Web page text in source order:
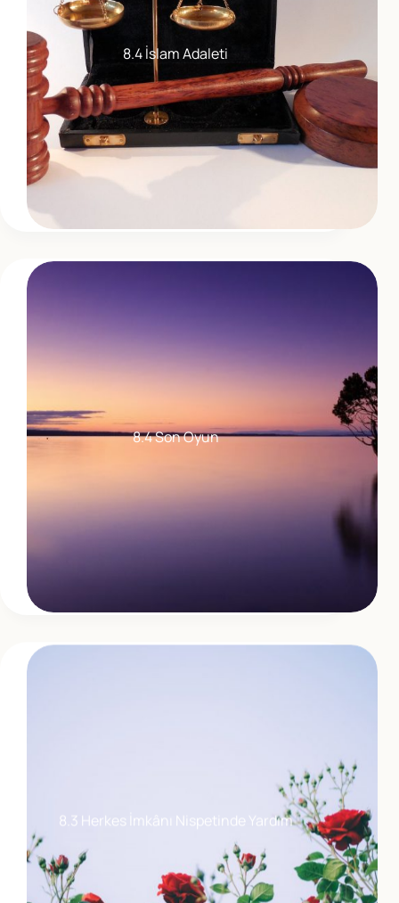
8.4 İslam Adaleti
8.4 Son Oyun
8.3 Herkes İmkânı Nispetinde Yardım